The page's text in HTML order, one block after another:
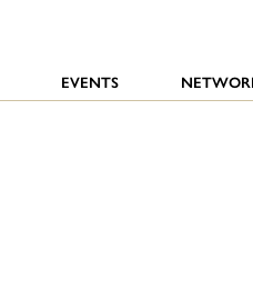
EVENTS